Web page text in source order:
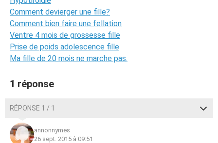
Comment devierger une fille?
Comment bien faire une fellation
Ventre 4 mois de grossesse fille
Prise de poids adolescence fille
Ma fille de 20 mois ne marche pas.
1 réponse
RÉPONSE 1 / 1
annonnymes
26 sept. 2015 à 09:51